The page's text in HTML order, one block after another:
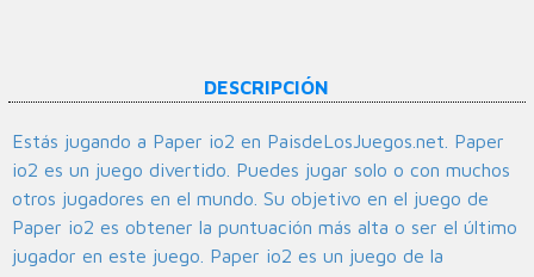
DESCRIPCIÓN
Estás jugando a Paper io2 en PaisdeLosJuegos.net. Paper
io2 es un juego divertido. Puedes jugar solo o con muchos
otros jugadores en el mundo. Su objetivo en el juego de
Paper io2 es obtener la puntuación más alta o ser el último
jugador en este juego. Paper io2 es un juego de la